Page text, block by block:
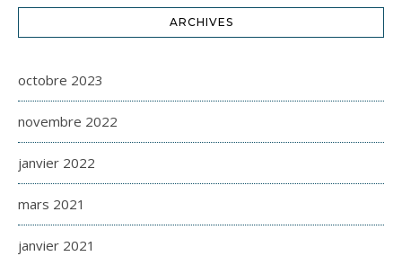
ARCHIVES
octobre 2023
novembre 2022
janvier 2022
mars 2021
janvier 2021